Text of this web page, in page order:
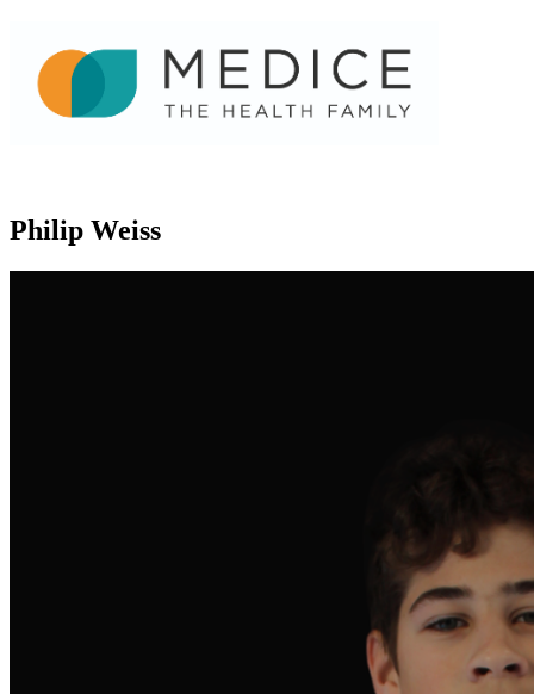
Philip Weiss